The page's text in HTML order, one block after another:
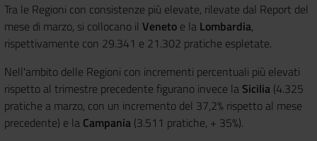
Tra le Regioni con consistenze più elevate, rilevate dal Report del
mese di marzo, si collocano il Veneto e la Lombardia,
rispettivamente con 29.341 e 21.302 pratiche espletate.
Nell'ambito delle Regioni con incrementi percentuali più elevati
rispetto al trimestre precedente figurano invece la Sicilia (4.325
pratiche a marzo, con un incremento del 37,2% rispetto al mese
precedente) e la Campania (3.511 pratiche, + 35%).